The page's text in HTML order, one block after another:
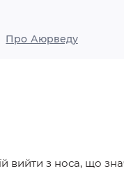
Про Аюрведу
вийти з носа, що